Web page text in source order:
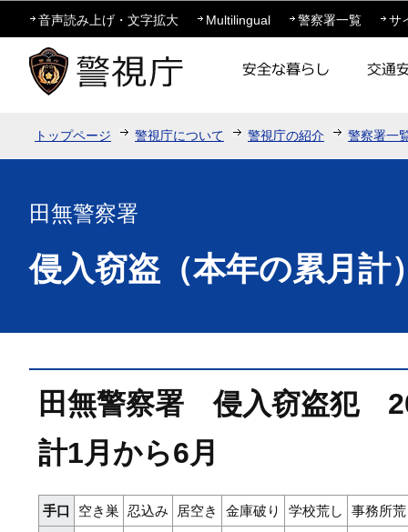
この
音声読み上げ・文字拡大 Multilingual 警察署一覧 サ
トップページ 警視庁について 警視庁の紹介 警察署一
田無警察署
侵入窃盗（本年の累月計
田無警察署 侵入窃盗犯
計1月から6月
手口 空き巣 忍込み 居空き 金庫破り 学校荒し
事務所